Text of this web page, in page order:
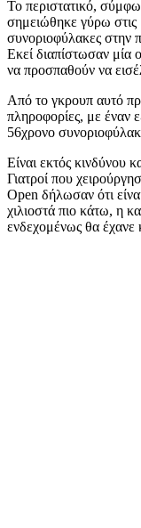
Το περιστατικό,
σημειώθηκε γύρω στις
συνοριοφύλακες στην
Εκεί διαπίστωσαν μία
να προσπαθούν να
Από το γκρουπ αυτό
πληροφορίες, με έναν
56χρονο
Είναι εκτός κινδύνου
Γιατροί που
Open δήλωσαν ότι
χιλιοστά πιο κάτω, η
ενδεχομένως θα έχανε